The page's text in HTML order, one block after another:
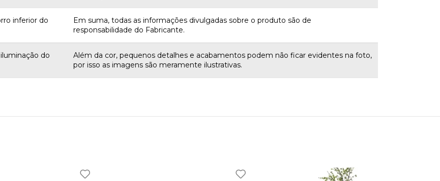
inferior do
Em suma, todas as informações divulgadas sobre o produto são de
responsabilidade do Fabricante.
do
Além da cor, pequenos detalhes e acabamentos podem não ficar evidentes na foto,
por isso as imagens são meramente ilustrativas.